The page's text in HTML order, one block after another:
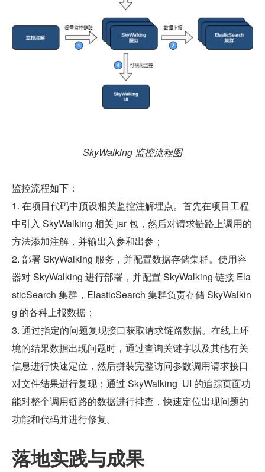
SkyWalking 监控流程图
监控流程如下：
1. 在项目代码中预设相关监控注解埋点。首先在项目工程
中引入 SkyWalking 相关 jar 包，然后对请求链路上调用的
方法添加注解，并输出入参和出参；
2. 部署 SkyWalking 服务，并配置数据存储集群。使用容
器对 SkyWalking 进行部署，并配置 SkyWalking 链接 Ela
sticSearch 集群，ElasticSearch 集群负责存储 SkyWalkin
g 的各种上报数据；
3. 通过指定的问题复现接口获取请求链路数据。在线上环
境的结果数据出现问题时，通过查询关键字以及其他有关
信息进行快速定位，然后拼装完整访问参数调用请求接口
对文件结果进行复现；通过 SkyWalking  UI 的追踪页面功
能对整个调用链路的数据进行排查，快速定位出现问题的
功能和代码并进行修复。
落地实践与成果